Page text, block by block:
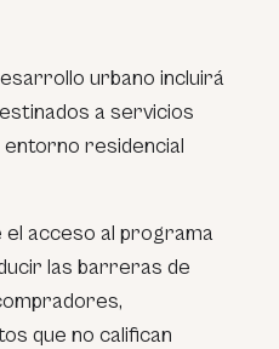
urbano incluirá
a servicios
residencial
el acceso al programa
las barreras de
que no califican